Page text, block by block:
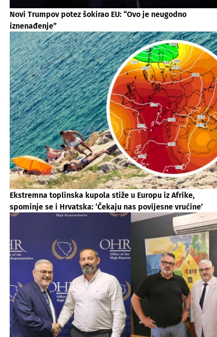
Novi Trumpov potez šokirao EU: “Ovo je neugodno
iznenađenje”
Ekstremna toplinska kupola stiže u Europu iz Afrike,
spominje se i Hrvatska: ‘Čekaju nas povijesne vrućine’